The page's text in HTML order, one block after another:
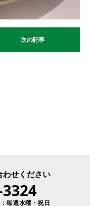
次の記事
わせください
毎週水曜・祝日